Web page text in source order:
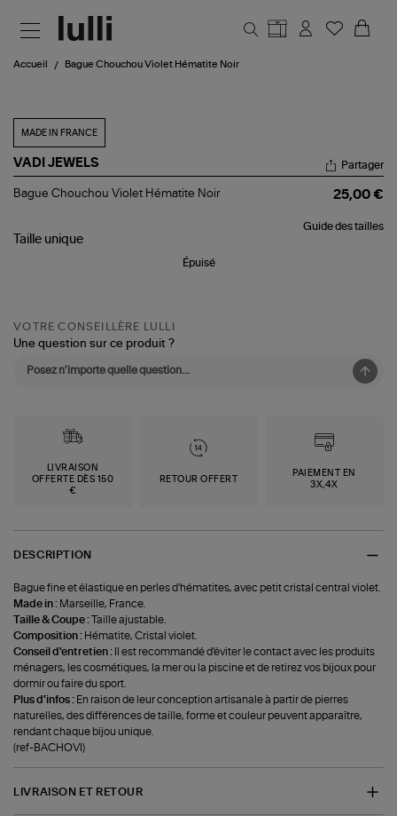
Accueil Bague Chouchou Violet Hématite Noir
MADE IN FRANCE
VADI JEWELS
Bague
Hématite
Noir
Partager
Bague Chouchou Violet Hématite Noir 25,00 €
Guide des tailles
Taille unique
Épuisé
VOTRE CONSEILLÈRE LULLI
Une question sur ce produit ?
LIVRAISON
OFFERTE DÈS 150
€
RETOUR OFFERT
PAIEMENT EN
3X,4X
DESCRIPTION
Bague fine et élastique en perles d'hématites, avec petit cristal central violet.
Made in : Marseille, France.
Taille & Coupe :Taille ajustable.
Composition : Hématite, Cristal violet.
Conseil d'entretien :
Il est recommandé d'éviter le contact avec les produits
ménagers, les cosmétiques, la mer ou la piscine et de retirez vos bijoux pour
dormir ou faire du sport.
Plus d'infos : En raison de leur conception artisanale à partir de pierres
naturelles, des différences de taille, forme et couleur peuvent apparaître,
rendant chaque bijou unique.
(ref-BACHOVI)
LIVRAISON ET RETOUR